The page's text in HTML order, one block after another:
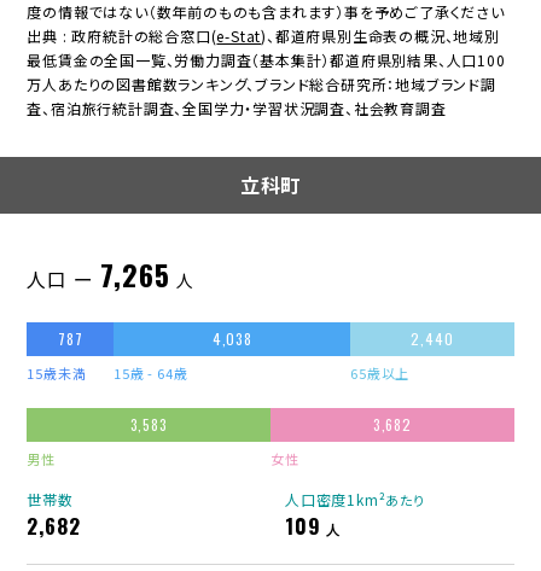
度の情報ではない（数年前のものも含まれます）事を予めご了承ください
出典 : 政府統計の総合窓口(e-Stat)、都道府県別生命表の概況、地域別
最低賃金の全国一覧、労働力調査（基本集計）都道府県別結果、人口100
万人あたりの図書館数ランキング、ブランド総合研究所：地域ブランド調
査、宿泊旅行統計調査、全国学力・学習状況調査、社会教育調査
立科町
人口 ー 7,265 人
787
15歳未満
4,038
15歳 - 64歳
2,440
65歳以上
3,583
男性
3,682
女性
世帯数
2,682
人口密度1km²あたり
109 人